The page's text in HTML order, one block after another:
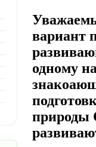
вариант
одному
природы